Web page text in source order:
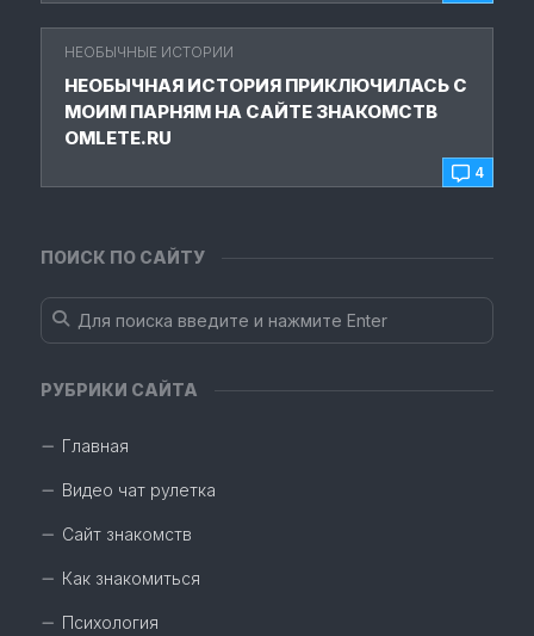
4
НЕОБЫЧНЫЕ ИСТОРИИ
НЕОБЫЧНАЯ ИСТОРИЯ ПРИКЛЮЧИЛАСЬ С
МОИМ ПАРНЯМ НА САЙТЕ ЗНАКОМСТВ
OMLETE.RU
ПОИСК ПО САЙТУ
РУБРИКИ САЙТА
Главная
Видео чат рулетка
Сайт знакомств
Как знакомиться
Психология